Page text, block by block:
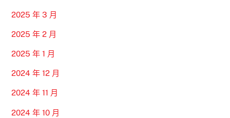
2025 年 3 月
2025 年 2 月
2025 年 1 月
2024 年 12 月
2024 年 11 月
2024 年 10 月